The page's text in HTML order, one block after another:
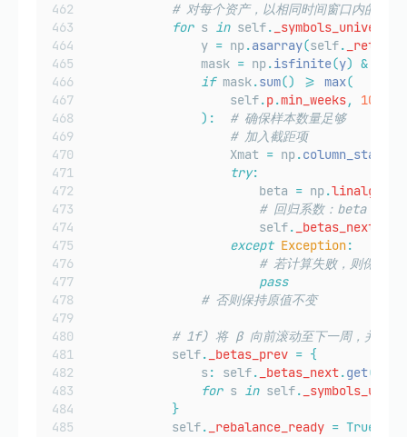
# 对每个资产，以相同时间窗口内的收
for s in self. _symbols_universe
                y
= np .asarray(self.
                mask
= np .isfinite(y) &
if mask.sum() >= max(
self.p.min_weeks,
10
):
# 确保样本数量足够
# 加入截距项
                    Xmat
= np .column_stack
try:
                        beta
= np .linalg
# 回归系数：beta =
                        self
. _betas_next
except Exception:
# 若计算失败，则保留上
pass
# 否则保持原值不变
# 1f) 将 β 向前滚动至下一周，并设置
            self
. _betas_prev = {
                s
: self. _betas_next.get(
for s in self.
}
            self
. _rebalance_ready = True